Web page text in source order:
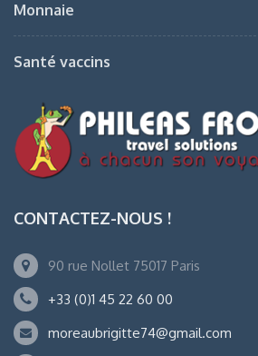
Monnaie
Santé vaccins
CONTACTEZ-NOUS !
90 rue Nollet 75017 Paris
+33 (0)1 45 22 60 00
moreaubrigitte74@gmail.com